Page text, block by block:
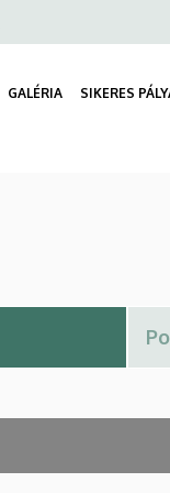
GALÉRIA
SIKERES